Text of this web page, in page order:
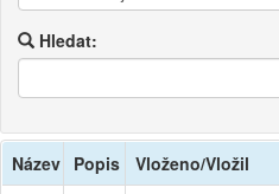
Hledat:
Název Popis Vloženo/Vložil